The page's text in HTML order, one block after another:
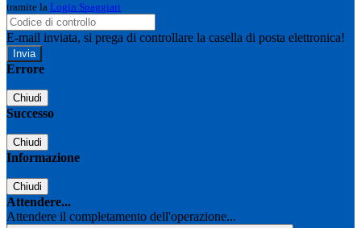
tramite la Login Spaggiari
E-mail inviata, si prega di controllare la casella di posta elettronica!
Errore
Chiudi
Successo
Chiudi
Informazione
Chiudi
Attendere...
Attendere il completamento dell'operazione...